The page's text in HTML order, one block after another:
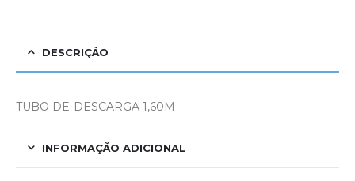
DESCRIÇÃO
TUBO DE DESCARGA 1,60M
INFORMAÇÃO ADICIONAL